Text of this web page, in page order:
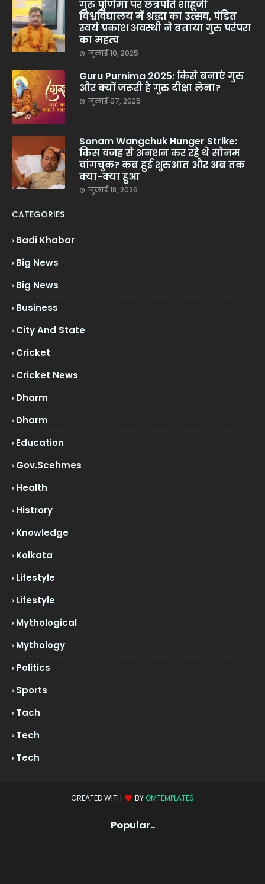
गुरु पूर्णिमा पर छत्रपति शाहूजी
विश्वविद्यालय में श्रद्धा का उत्सव, पंडित
स्वयं प्रकाश अवस्थी ने बताया गुरु परंपरा
का महत्व
जुलाई 10, 2025
Guru Purnima 2025: किसे बनाएं गुरु
और क्यों जरूरी है गुरु दीक्षा लेना?
जुलाई 07, 2025
Sonam Wangchuk Hunger Strike:
किस वजह से अनशन कर रहे थे सोनम
वांगचुक? कब हुई शुरुआत और अब तक
क्या-क्या हुआ
जुलाई 18, 2026
CATEGORIES
Badi Khabar
Big News
Big News
Business
City And State
Cricket
Cricket News
Dharm
Dharm
Education
Gov.scehmes
Health
Histrory
Knowledge
Kolkata
Lifestyle
Lifestyle
Mythological
Mythology
Politics
Sports
Tach
Tech
Tech
CREATED WITH BY OMTEMPLATES
Popular..